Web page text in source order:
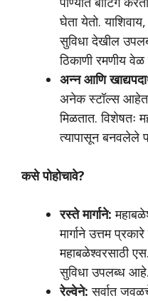
घेता येतो.
सुविधा देखील
ठिकाणी रमणीय वेळ
अन्न आणि
अनेक स्टॉल्स आहेत,
मिळतात. विशेषतः
त्यापासून बनवलेले
कसे पोहोचावे?
रस्ते मार्गाने:
मार्गाने उत्तम
महाबळेश्वरसाठी
सुविधा उपलब्ध आहे.
रेल्वेने:सर्वात